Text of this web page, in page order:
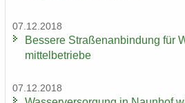
07.12.2018
Bes­se­re Stra­ßen­an­bin­dung für
mit­tel­be­trie­be
07.12.2018